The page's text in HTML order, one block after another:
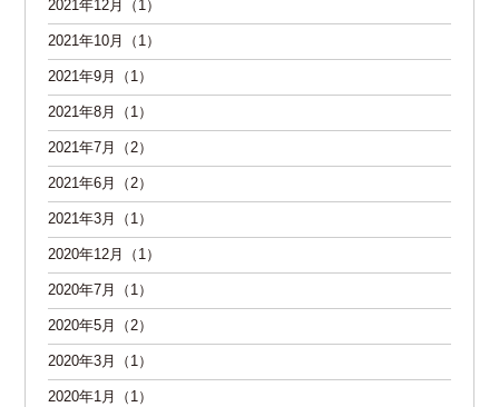
2021年12月（1）
2021年10月（1）
2021年9月（1）
2021年8月（1）
2021年7月（2）
2021年6月（2）
2021年3月（1）
2020年12月（1）
2020年7月（1）
2020年5月（2）
2020年3月（1）
2020年1月（1）